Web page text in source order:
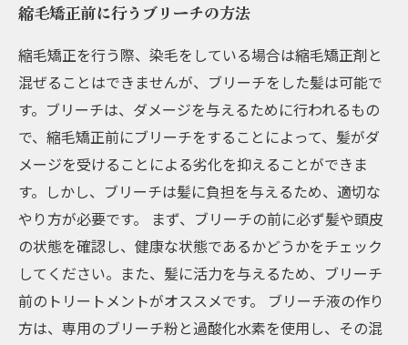
縮毛矯正前に行うブリーチの方法
縮毛矯正を行う際、染毛をしている場合は縮毛矯正剤と
混ぜることはできませんが、ブリーチをした髪は可能で
す。ブリーチは、ダメージを与えるために行われるもの
で、縮毛矯正前にブリーチをすることによって、髪がダ
メージを受けることによる劣化を抑えることができま
す。しかし、ブリーチは髪に負担を与えるため、適切な
やり方が必要です。 まず、ブリーチの前に必ず髪や頭皮
の状態を確認し、健康な状態であるかどうかをチェック
してください。また、髪に活力を与えるため、ブリーチ
前のトリートメントがオススメです。 ブリーチ液の作り
方は、専用のブリーチ粉と過酸化水素を使用し、その混